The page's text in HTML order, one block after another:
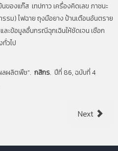
ของแก๊ส เทปกาว เครื่องคิดเลข ภาชนะ
ม) ไฟฉาย ถุงมือยาง ป้านเตือนอันตราย
ละข้อมูลอื่นกรณีฉุกเฉินให้ชัดเจน เชือก
วไป
ผลิตพืช”. กสิกร. ปีที่ 86, ฉบับที่ 4
Next